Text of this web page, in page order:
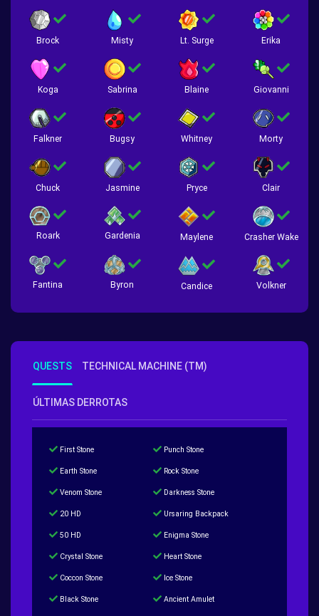
Brock Misty Lt. Surge Erika
Koga Sabrina Blaine Giovanni
Falkner Bugsy Whitney Morty
Chuck Jasmine Pryce Clair
Roark Gardenia Maylene Crasher Wake
Fantina Byron Candice Volkner
QUESTS TECHNICAL MACHINE (TM)
ÚLTIMAS DERROTAS
First Stone Punch Stone
Earth Stone Rock Stone
Venom Stone Darkness Stone
20 HD Ursaring Backpack
50 HD Enigma Stone
Crystal Stone Heart Stone
Coccon Stone Ice Stone
Black Stone Ancient Amulet